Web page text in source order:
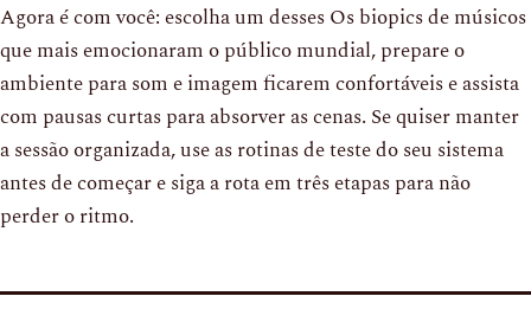
Agora é com você: escolha um desses Os biopics de músicos
que mais emocionaram o público mundial, prepare o
ambiente para som e imagem ficarem confortáveis e assista
com pausas curtas para absorver as cenas. Se quiser manter
a sessão organizada, use as rotinas de teste do seu sistema
antes de começar e siga a rota em três etapas para não
perder o ritmo.